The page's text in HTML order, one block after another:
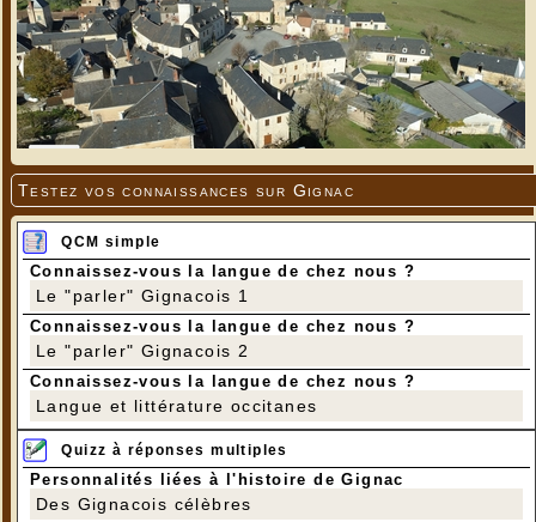
Testez vos connaissances sur Gignac
QCM simple
Connaissez-vous la langue de chez nous ?
Le "parler" Gignacois 1
Connaissez-vous la langue de chez nous ?
Le "parler" Gignacois 2
Connaissez-vous la langue de chez nous ?
Langue et littérature occitanes
Quizz à réponses multiples
Personnalités liées à l'histoire de Gignac
Des Gignacois célèbres